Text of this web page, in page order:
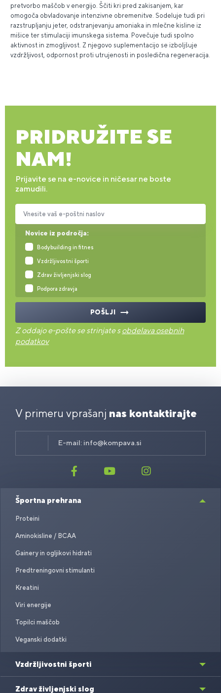
pretvorbo maščob v energijo. Ščiti kri pred zakisanjem, kar
omogoča obvladovanje intenzivne obremenitve. Sodeluje tudi pri
razstrupljanju jeter, odstranjevanju amoniaka in mlečne kisline iz
mišice ter stimulaciji imunskega sistema. Povečuje tudi spolno
aktivnost in zmogljivost. Z njegovo suplementacijo se izboljšuje
vzdržljivost, odpornost proti utrujenosti in posledična regeneracija.
PRIDRUŽITE SE
NAM!
Prijavite se na e-novice in ničesar ne boste
zamudili.
Novice iz področja:
Bodybuilding in fitnes
Vzdržljivostni športi
Zdrav življenjski slog
Podpora zdravja
Vnesite vaš e-poštni naslov
POŠLJI
Z oddajo e-pošte se strinjate sobdelava osebnih
podatkov
V primeru vprašanj nas kontaktirajte
E-mail: info@kompava.si
Športna prehrana
Proteini
Aminokisline / BCAA
Gainery in ogljikovi hidrati
Predtreningovni stimulanti
Kreatini
Viri energije
Topilci maščob
Veganski dodatki
Vzdržljivostni športi
Zdrav življenjski slog